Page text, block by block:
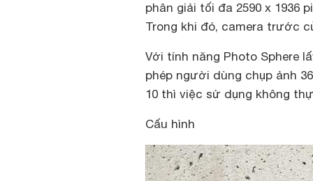
phân giải tối đa 2590 x 1936
Trong khi đó, camera trước
Với tính năng Photo Sphere
phép người dùng chụp ảnh
10 thì việc sử dụng không
Cấu hình